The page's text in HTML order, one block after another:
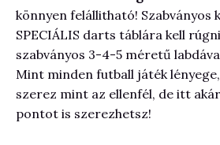
könnyen felállitható! Szabványos
SPECIÁLIS darts táblára kell
szabványos 3-4-5 méretű
Mint minden futball játék
szerez mint az ellenfél, de itt
pontot is szerezhetsz!